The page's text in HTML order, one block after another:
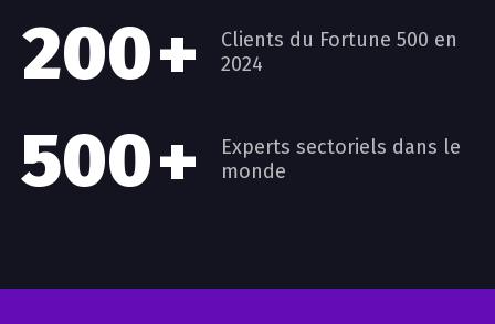
200+
Clients du Fortune 500 en
2024
500+
Experts sectoriels dans le
monde